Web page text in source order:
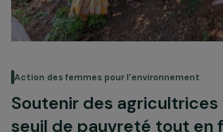
Action des femmes pour l’environnement